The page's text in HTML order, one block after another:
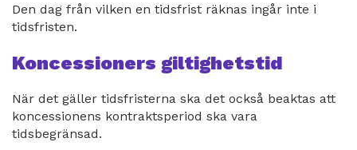
Den dag från vilken en tidsfrist räknas ingår inte i
tidsfristen.
Koncessioners giltighetstid
När det gäller tidsfristerna ska det också beaktas att
koncessionens kontraktsperiod ska vara
tidsbegränsad.